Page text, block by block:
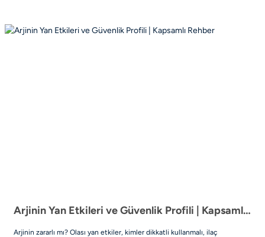
Arjinin Yan Etkileri ve Güvenlik Profili | Kapsamlı Rehber
Arjinin zararlı mı? Olası yan etkiler, kimler dikkatli kullanmalı, ilaç